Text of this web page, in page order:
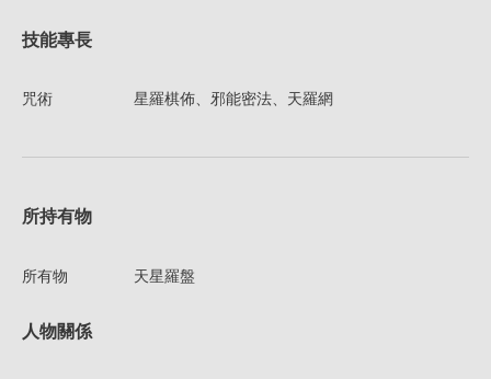
技能專長
咒術 星羅棋佈、邪能密法、天羅網
所持有物
所有物 天星羅盤
人物關係